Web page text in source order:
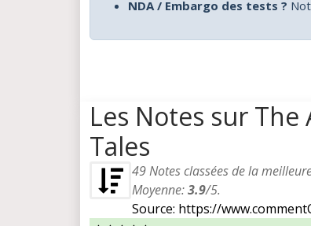
NDA / Embargo des tests ?
Les Notes sur
Tales
49Notes classées de la
Moyenne:3.9/5.
Source: https://